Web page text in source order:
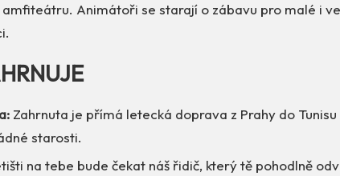
Animátoři se starají o zábavu pro malé i
Zahrnuta je přímá letecká doprava z Prahy do Tunisu
starosti.
na tebe bude čekat náš řidič, který tě pohodlně